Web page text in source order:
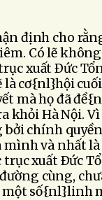
định cho
Có lẽ
xuất Ðức
là cơ{nl}hội
mà họ đã
khỏi Hà Nội.
chính
mình và nhất
trục xuất Ðức
cùng,
số{nl}linh